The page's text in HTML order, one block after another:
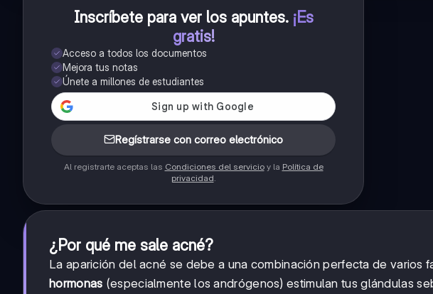
Inscríbete para ver los apuntes. ¡Es
gratis!
Acceso a todos los documentos
Mejora tus notas
Únete a millones de estudiantes
Regístrarse con correo electrónico
Al registrarte aceptas las Condiciones del servicioy la Política de
privacidad
¿Por qué me sale acné?
La aparición del acné se debe a una combinación perfecta de varios
hormonas (especialmente los andrógenos) estimulan tus glándulas